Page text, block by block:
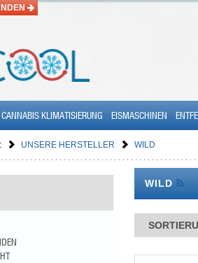
CANNABIS KLIMATISIERUNG EISMASCHINEN
UNSERE HERSTELLER WILD
WILD